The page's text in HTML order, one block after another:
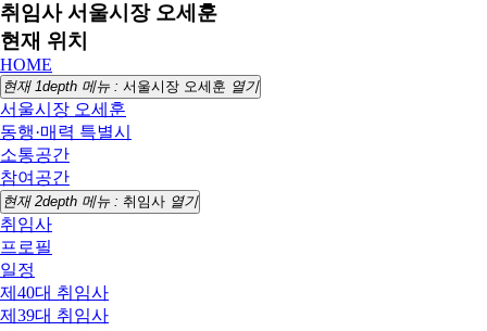
취임사 서울시장 오세훈
현재 위치
HOME
현재 1depth 메뉴 : 서울시장 오세훈 열기
서울시장 오세훈
동행·매력 특별시
소통공간
참여공간
현재 2depth 메뉴 : 취임사 열기
취임사
프로필
일정
제40대 취임사
제39대 취임사